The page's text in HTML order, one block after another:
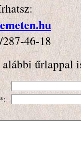
46-18
űrlappal